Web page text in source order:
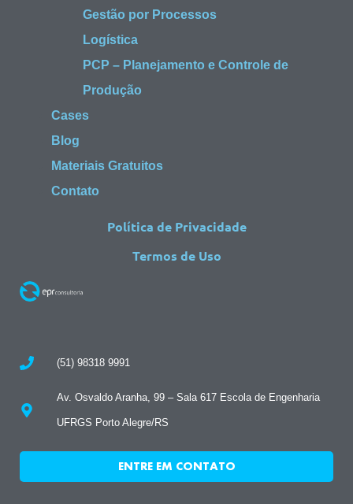
Gestão por Processos
Logística
PCP – Planejamento e Controle de
Produção
Cases
Blog
Materiais Gratuitos
Contato
Política de Privacidade
Termos de Uso
(51) 98318 9991
Av. Osvaldo Aranha, 99 – Sala 617 Escola de Engenharia
UFRGS Porto Alegre/RS
ENTRE EM CONTATO